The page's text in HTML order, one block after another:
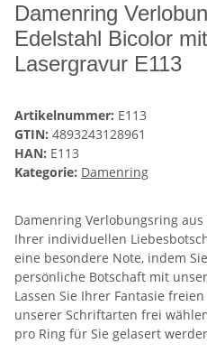
Damenring
Edelstahl Bicolor
Lasergravur E113
Artikelnummer: E113
GTIN: 4893243128961
HAN: E113
Kategorie: Damenring
Damenring Verlobungsring
Ihrer individuellen
eine besondere Note, indem
persönliche Botschaft mit
Lassen Sie Ihrer Fantasie
unserer Schriftarten frei
pro Ring für Sie gelasert